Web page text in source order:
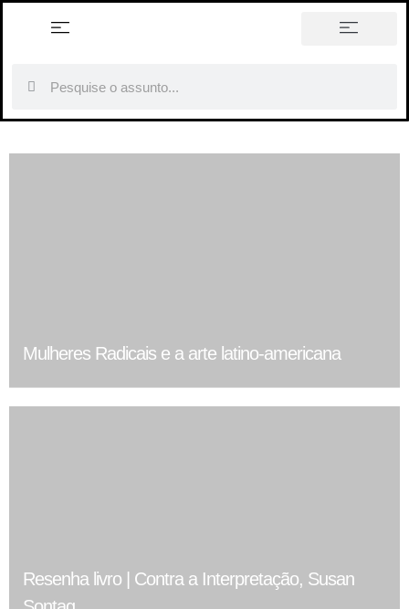
Mulheres Radicais e a arte latino-americana
Resenha livro | Contra a Interpretação, Susan